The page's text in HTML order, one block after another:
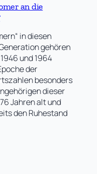
an die
in diesen
gehören
und 1964
der
besonders
dieser
Jahren alt und
den Ruhestand